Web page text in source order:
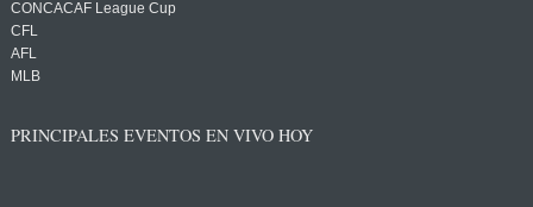
CONCACAF League Cup
CFL
AFL
MLB
PRINCIPALES EVENTOS EN VIVO HOY